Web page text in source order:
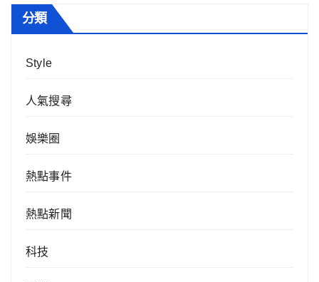
分類
Style
人氣搜尋
娛樂圈
熱點事件
熱點新聞
科技